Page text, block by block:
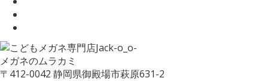
メガネのムラカミ
〒412-0042 静岡県御殿場市萩原631-2